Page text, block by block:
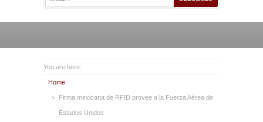
You are here:
Home
Firma mexicana de RFID provee a la Fuerza Aérea de
Estados Unidos